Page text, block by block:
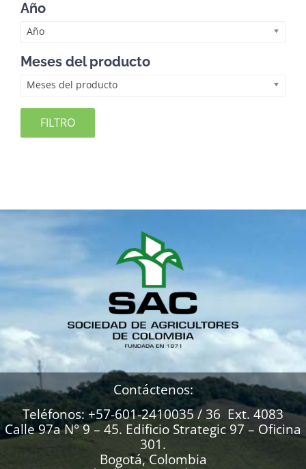
Año
Año
Meses del producto
Meses del producto
FILTRO
Contáctenos:
Teléfonos: +57-601-2410035 / 36 Ext. 4083
Calle 97a N° 9 – 45. Edificio Strategic 97 – Oficina
301.
Bogotá, Colombia